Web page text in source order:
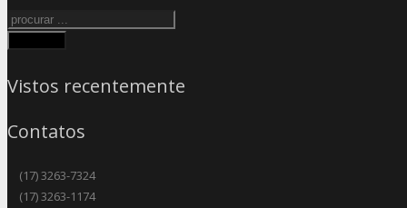
Vistos recentemente
Contatos
(17) 3263-7324
(17) 3263-1174